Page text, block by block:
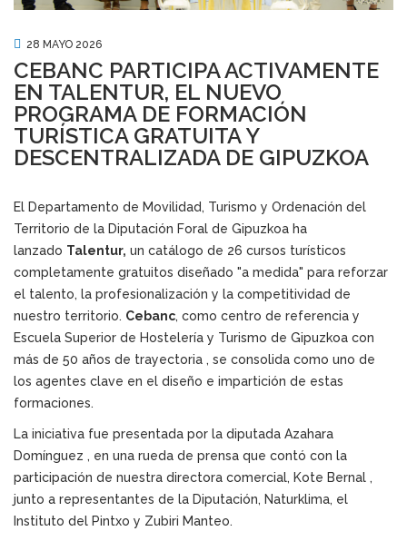
28 MAYO 2026
CEBANC PARTICIPA ACTIVAMENTE
EN TALENTUR, EL NUEVO
PROGRAMA DE FORMACIÓN
TURÍSTICA GRATUITA Y
DESCENTRALIZADA DE GIPUZKOA
El Departamento de Movilidad, Turismo y Ordenación del
Territorio de la Diputación Foral de Gipuzkoa ha
lanzado Talentur, un catálogo de 26 cursos turísticos
completamente gratuitos diseñado "a medida" para reforzar
el talento, la profesionalización y la competitividad de
nuestro territorio. Cebanc, como centro de referencia y
Escuela Superior de Hostelería y Turismo de Gipuzkoa con
más de 50 años de trayectoria , se consolida como uno de
los agentes clave en el diseño e impartición de estas
formaciones.
La iniciativa fue presentada por la diputada Azahara
Domínguez , en una rueda de prensa que contó con la
participación de nuestra directora comercial, Kote Bernal ,
junto a representantes de la Diputación, Naturklima, el
Instituto del Pintxo y Zubiri Manteo.